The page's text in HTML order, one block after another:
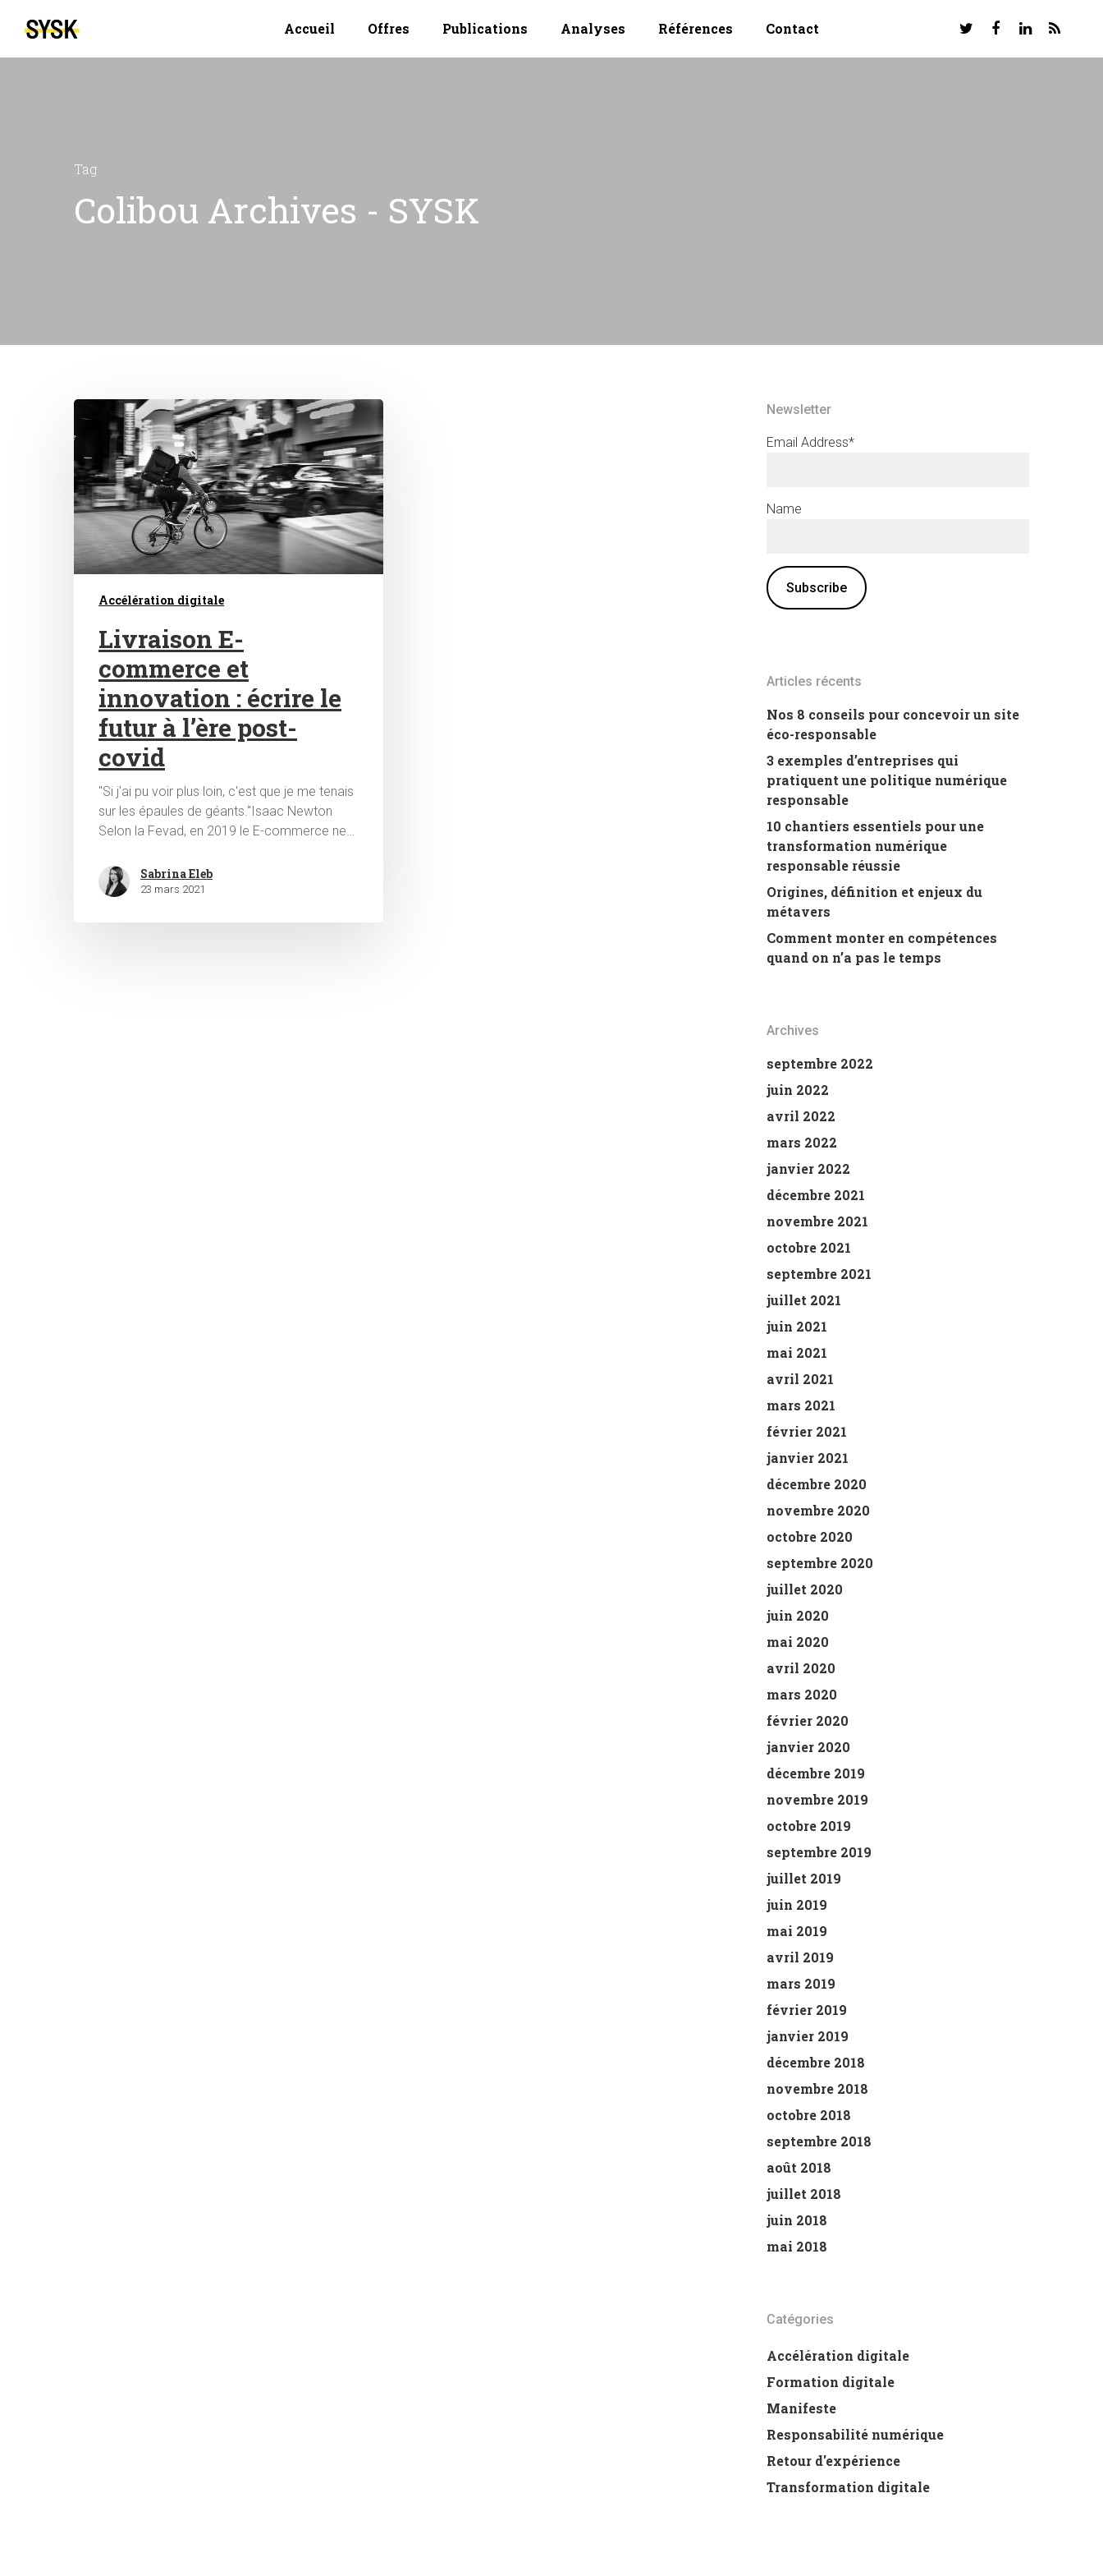
Hit enter to search or ESC to close
Accueil Offres Publications Analyses Références Contact
Tag
Colibou Archives - SYSK
Accélération digitale
Livraison E-
commerce et
innovation : écrire le
futur à l’ère post-
covid
"Si j'ai pu voir plus loin, c'est que je me tenais
sur les épaules de géants."Isaac Newton
Selon la Fevad, en 2019 le E-commerce ne…
Sabrina Eleb
23 mars 2021
Newsletter
Email Address*
Name
Articles récents
Nos 8 conseils pour concevoir un site
éco-responsable
3 exemples d’entreprises qui
pratiquent une politique numérique
responsable
10 chantiers essentiels pour une
transformation numérique
responsable réussie
Origines, définition et enjeux du
métavers
Comment monter en compétences
quand on n’a pas le temps
Archives
septembre 2022
juin 2022
avril 2022
mars 2022
janvier 2022
décembre 2021
novembre 2021
octobre 2021
septembre 2021
juillet 2021
juin 2021
mai 2021
avril 2021
mars 2021
février 2021
janvier 2021
décembre 2020
novembre 2020
octobre 2020
septembre 2020
juillet 2020
juin 2020
mai 2020
avril 2020
mars 2020
février 2020
janvier 2020
décembre 2019
novembre 2019
octobre 2019
septembre 2019
juillet 2019
juin 2019
mai 2019
avril 2019
mars 2019
février 2019
janvier 2019
décembre 2018
novembre 2018
octobre 2018
septembre 2018
août 2018
juillet 2018
juin 2018
mai 2018
Catégories
Accélération digitale
Formation digitale
Manifeste
Responsabilité numérique
Retour d'expérience
Transformation digitale